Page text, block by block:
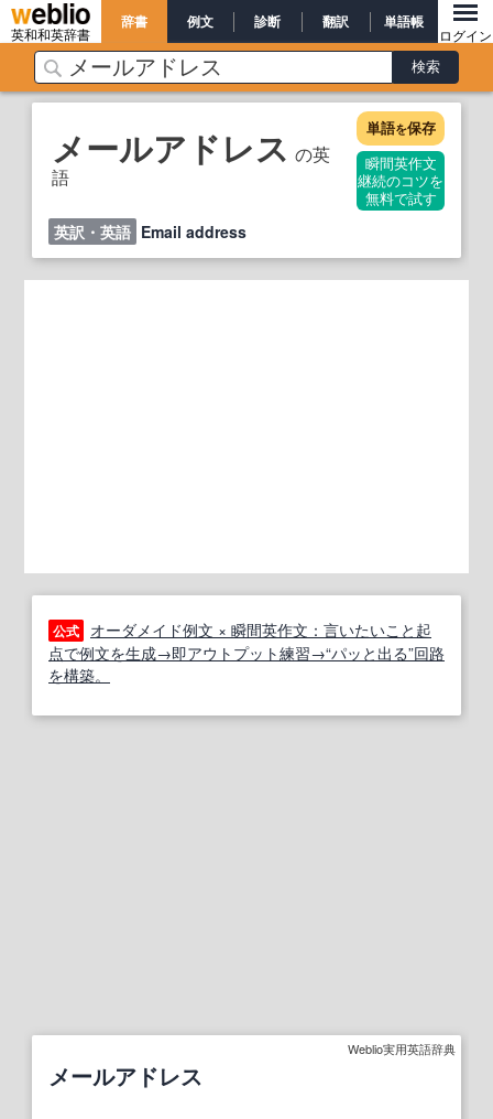
英和和英辞書
辞書 例文 診断 翻訳 単語帳
ログイン
メールアドレス の英
語
単語を保存
瞬間英作文
継続のコツを
無料で試す
英訳・英語 Email address
公式
オーダメイド例文 × 瞬間英作文：言いたいこと起
点で例文を生成→即アウトプット練習→“パッと出る”回路
を構築。
Weblio実用英語辞典
メールアドレス